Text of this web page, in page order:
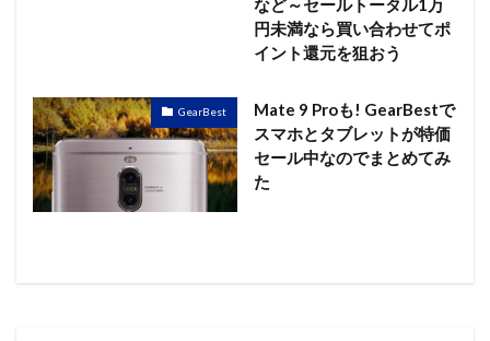
など～セールトータル1万
円未満なら買い合わせてポ
イント還元を狙おう
GearBest
Mate 9 Proも! GearBestで
スマホとタブレットが特価
セール中なのでまとめてみ
た